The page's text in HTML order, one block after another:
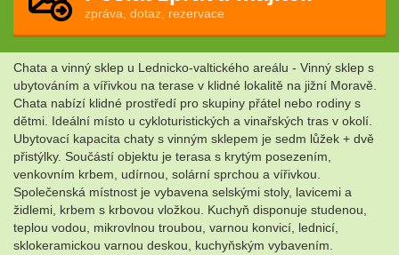
zpráva, dotaz, rezervace
Chata a vinný sklep u Lednicko-valtického areálu - Vinný sklep s
ubytováním a vířivkou na terase v klidné lokalitě na jižní Moravě.
Chata nabízí klidné prostředí pro skupiny přátel nebo rodiny s
dětmi. Ideální místo u cykloturistických a vinařských tras v okolí.
Ubytovací kapacita chaty s vinným sklepem je sedm lůžek + dvě
přistýlky. Součástí objektu je terasa s krytým posezením,
venkovním krbem, udírnou, solární sprchou a vířivkou.
Společenská místnost je vybavena selskými stoly, lavicemi a
židlemi, krbem s krbovou vložkou. Kuchyň disponuje studenou,
teplou vodou, mikrovlnou troubou, varnou konvicí, lednicí,
sklokeramickou varnou deskou, kuchyňským vybavením.